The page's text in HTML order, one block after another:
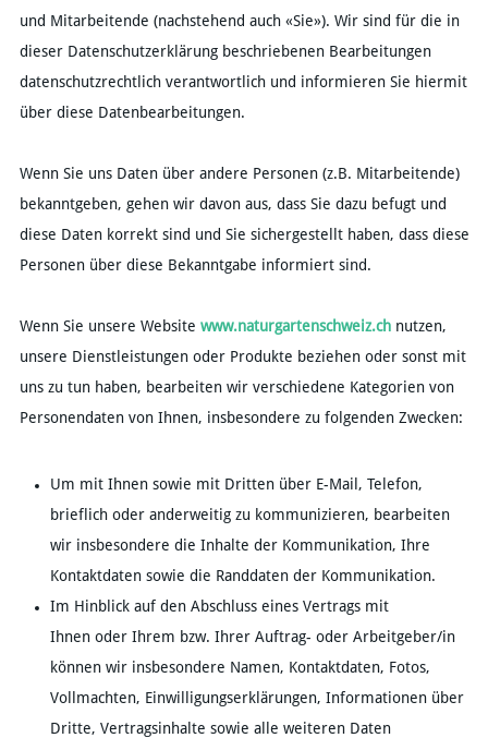
und Mitarbeitende (nachstehend auch «Sie»). Wir sind für die in
dieser Datenschutzerklärung beschriebenen Bearbeitungen
datenschutzrechtlich verantwortlich und informieren Sie hiermit
über diese Datenbearbeitungen.
Wenn Sie uns Daten über andere Personen (z.B. Mitarbeitende)
bekanntgeben, gehen wir davon aus, dass Sie dazu befugt und
diese Daten korrekt sind und Sie sichergestellt haben, dass diese
Personen über diese Bekanntgabe informiert sind.
Wenn Sie unsere Website www.naturgartenschweiz.chnutzen,
unsere Dienstleistungen oder Produkte beziehen oder sonst mit
uns zu tun haben, bearbeiten wir verschiedene Kategorien von
Personendaten von Ihnen, insbesondere zu folgenden Zwecken:
Um mit Ihnen sowie mit Dritten über E-Mail, Telefon,
brieflich oder anderweitig zu kommunizieren, bearbeiten
wir insbesondere die Inhalte der Kommunikation, Ihre
Kontaktdaten sowie die Randdaten der Kommunikation.
Im Hinblick auf den Abschluss eines Vertrags mit
Ihnen oder Ihrem bzw. Ihrer Auftrag- oder Arbeitgeber/in
können wir insbesondere Namen, Kontaktdaten, Fotos,
Vollmachten, Einwilligungserklärungen, Informationen über
Dritte, Vertragsinhalte sowie alle weiteren Daten